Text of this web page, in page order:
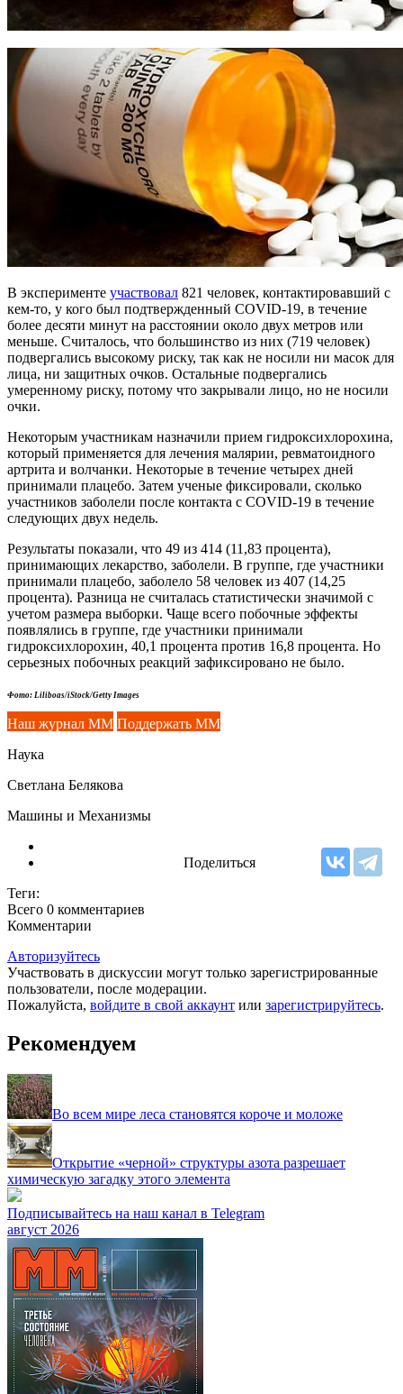
В эксперименте участвовал 821 человек, контактировавший с
кем-то, у кого был подтвержденный COVID-19, в течение
более десяти минут на расстоянии около двух метров или
меньше. Считалось, что большинство из них (719 человек)
подвергались высокому риску, так как не носили ни масок для
лица, ни защитных очков. Остальные подвергались
умеренному риску, потому что закрывали лицо, но не носили
очки.
Некоторым участникам назначили прием гидроксихлорохина,
который применяется для лечения малярии, ревматоидного
артрита и волчанки. Некоторые в течение четырех дней
принимали плацебо. Затем ученые фиксировали, сколько
участников заболели после контакта с COVID-19 в течение
следующих двух недель.
Результаты показали, что 49 из 414 (11,83 процента),
принимающих лекарство, заболели. В группе, где участники
принимали плацебо, заболело 58 человек из 407 (14,25
процента). Разница не считалась статистически значимой с
учетом размера выборки. Чаще всего побочные эффекты
появлялись в группе, где участники принимали
гидроксихлорохин, 40,1 процента против 16,8 процента. Но
серьезных побочных реакций зафиксировано не было.
Фото: Liliboas/iStock/Getty Images
Наш журнал ММ Поддержать ММ
Наука
Светлана Белякова
Машины и Механизмы
Поделиться
Теги:
Всего 0 комментариев
Комментарии
Авторизуйтесь
Участвовать в дискуссии могут только зарегистрированные
пользователи, после модерации.
Пожалуйста, войдите в свой аккаунт или зарегистрируйтесь.
Рекомендуем
Во всем мире леса становятся короче и моложе
Открытие «черной» структуры азота разрешает
химическую загадку этого элемента
Подписывайтесь на наш канал в Telegram
август 2026